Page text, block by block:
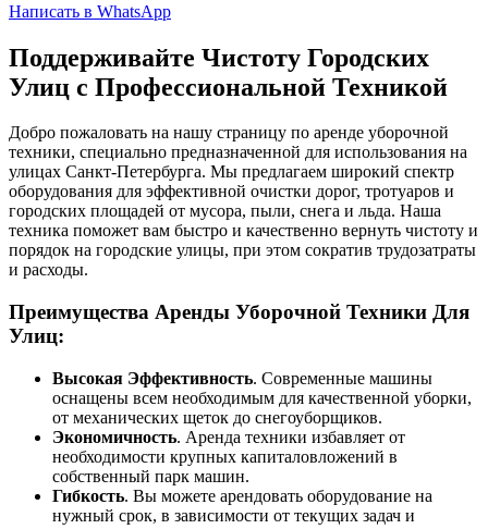
Написать в WhatsApp
Поддерживайте Чистоту Городских
Улиц с Профессиональной Техникой
Добро пожаловать на нашу страницу по аренде уборочной
техники, специально предназначенной для использования на
улицах Санкт-Петербурга. Мы предлагаем широкий спектр
оборудования для эффективной очистки дорог, тротуаров и
городских площадей от мусора, пыли, снега и льда. Наша
техника поможет вам быстро и качественно вернуть чистоту и
порядок на городские улицы, при этом сократив трудозатраты
и расходы.
Преимущества Аренды Уборочной Техники Для
Улиц:
Высокая Эффективность. Современные машины
оснащены всем необходимым для качественной уборки,
от механических щеток до снегоуборщиков.
Экономичность. Аренда техники избавляет от
необходимости крупных капиталовложений в
собственный парк машин.
Гибкость. Вы можете арендовать оборудование на
нужный срок, в зависимости от текущих задач и